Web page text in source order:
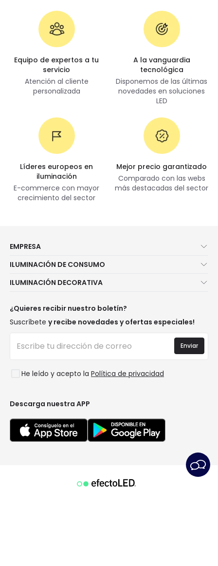
Equipo de expertos a tu
servicio
Atención al cliente
personalizada
A la vanguardia
tecnológica
Disponemos de las últimas
novedades en soluciones
LED
Líderes europeos en
iluminación
E-commerce con mayor
crecimiento del sector
Mejor precio garantizado
Comparado con las webs
más destacadas del sector
EMPRESA
Atención al cliente
Métodos de envío
¿Eres profesional?
Tiendas
Preguntas frecuentes
Iniciar sesión
ILUMINACIÓN DE CONSUMO
Marcas
Calculadora de ahorro LED
Presupuestos
Iluminación para empresas
ILUMINACIÓN DECORATIVA
Top Marcas
Espacios
Estilos
Colecciones
Tendencias
LoveYouGreen
¿Quieres recibir nuestro boletín?
Suscríbete y recibe novedades y ofertas especiales!
He leído y acepto la Política de privacidad
Enviar
Descarga nuestra APP